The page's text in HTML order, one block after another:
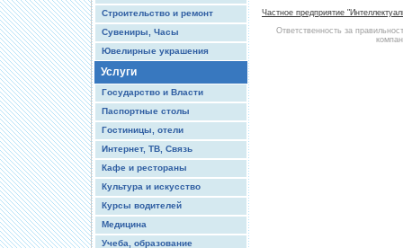
Строительство и ремонт
Сувениры, Часы
Ювелирные украшения
Услуги
Государство и Власти
Паспортные столы
Гостиницы, отели
Интернет, ТВ, Связь
Кафе и рестораны
Культура и искусство
Курсы водителей
Медицина
Учеба, образование
Частное предприятие
Ответственность за